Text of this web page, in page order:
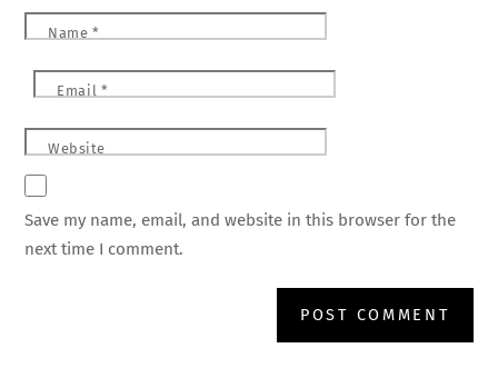
Name *
Email *
Website
Save my name, email, and website in this browser for the
next time I comment.